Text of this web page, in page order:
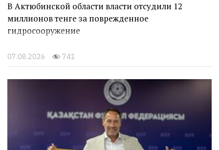
В Актюбинской области власти отсудили 12
миллионов тенге за поврежденное
гидросооружение
07.08.2026 741